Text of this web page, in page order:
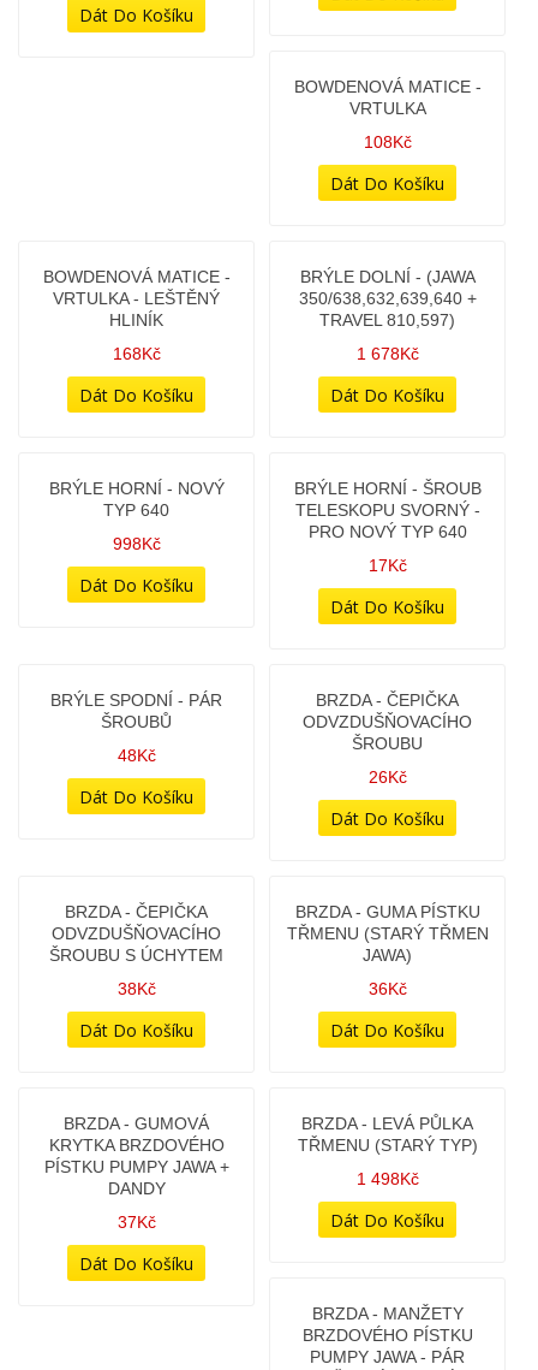
BOWDEN - PLYN S
KRYTKOU - TYP NOVÝ -
585 + ČZ 477,472,47X -
(ULOŽENKA VÝROBY)
138Kč
BOWDEN - PLYN S
KRYTKOU - TYP NOVÝ
ROKU 2022)
248Kč
BOWDEN - PLYNOVÝ -
ROZDVOJKA PLASTOVÁ
CELÁ
228Kč
BOWDEN - SEŘIZOVACÍ
MEZISTAV NAPÍNACÍ
45Kč
BOWDEN - SPOJKA -
DĚLENÝ - S ÚCHYTNÝM
VÁLEČKEM (ČEPIČKA U
198Kč